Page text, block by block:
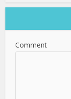
Comment